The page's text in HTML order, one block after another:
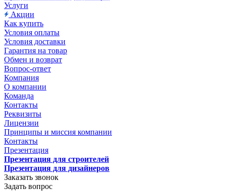
Услуги
Акции
Как купить
Условия оплаты
Условия доставки
Гарантия на товар
Обмен и возврат
Вопрос-ответ
Компания
О компании
Команда
Контакты
Реквизиты
Лицензии
Принципы и миссия компании
Контакты
Презентация
Презентация для строителей
Презентация для дизайнеров
Заказать звонок
Задать вопрос